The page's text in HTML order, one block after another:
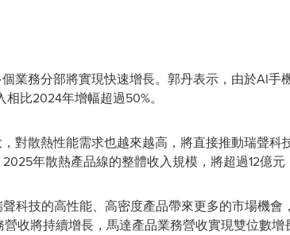
業務分部將實現快速增長。郭丹表示，由於AI手
比2024年增幅超過50%。
對散熱性能需求也越來越高，將直接推動瑞聲科
年散熱產品線的整體收入規模，將超過12億元
科技的高性能、高密度產品帶來更多的市場機
收將持續增長，馬達產品業務營收實現雙位數增